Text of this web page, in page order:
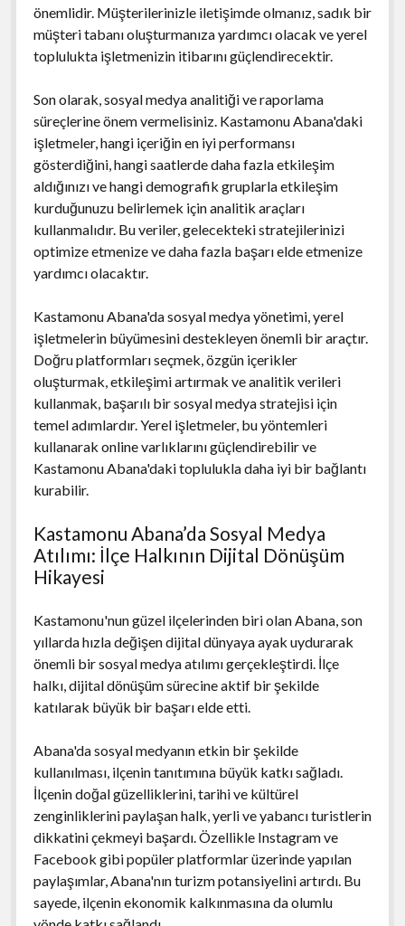
önemlidir. Müşterilerinizle iletişimde olmanız, sadık bir
müşteri tabanı oluşturmanıza yardımcı olacak ve yerel
toplulukta işletmenizin itibarını güçlendirecektir.
Son olarak, sosyal medya analitiği ve raporlama
süreçlerine önem vermelisiniz. Kastamonu Abana'daki
işletmeler, hangi içeriğin en iyi performansı
gösterdiğini, hangi saatlerde daha fazla etkileşim
aldığınızı ve hangi demografik gruplarla etkileşim
kurduğunuzu belirlemek için analitik araçları
kullanmalıdır. Bu veriler, gelecekteki stratejilerinizi
optimize etmenize ve daha fazla başarı elde etmenize
yardımcı olacaktır.
Kastamonu Abana'da sosyal medya yönetimi, yerel
işletmelerin büyümesini destekleyen önemli bir araçtır.
Doğru platformları seçmek, özgün içerikler
oluşturmak, etkileşimi artırmak ve analitik verileri
kullanmak, başarılı bir sosyal medya stratejisi için
temel adımlardır. Yerel işletmeler, bu yöntemleri
kullanarak online varlıklarını güçlendirebilir ve
Kastamonu Abana'daki toplulukla daha iyi bir bağlantı
kurabilir.
Kastamonu Abana’da Sosyal Medya
Atılımı: İlçe Halkının Dijital Dönüşüm
Hikayesi
Kastamonu'nun güzel ilçelerinden biri olan Abana, son
yıllarda hızla değişen dijital dünyaya ayak uydurarak
önemli bir sosyal medya atılımı gerçekleştirdi. İlçe
halkı, dijital dönüşüm sürecine aktif bir şekilde
katılarak büyük bir başarı elde etti.
Abana'da sosyal medyanın etkin bir şekilde
kullanılması, ilçenin tanıtımına büyük katkı sağladı.
İlçenin doğal güzelliklerini, tarihi ve kültürel
zenginliklerini paylaşan halk, yerli ve yabancı turistlerin
dikkatini çekmeyi başardı. Özellikle Instagram ve
Facebook gibi popüler platformlar üzerinde yapılan
paylaşımlar, Abana'nın turizm potansiyelini artırdı. Bu
sayede, ilçenin ekonomik kalkınmasına da olumlu